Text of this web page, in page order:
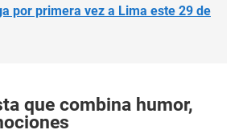
por primera vez a Lima este 29 de
que combina humor,